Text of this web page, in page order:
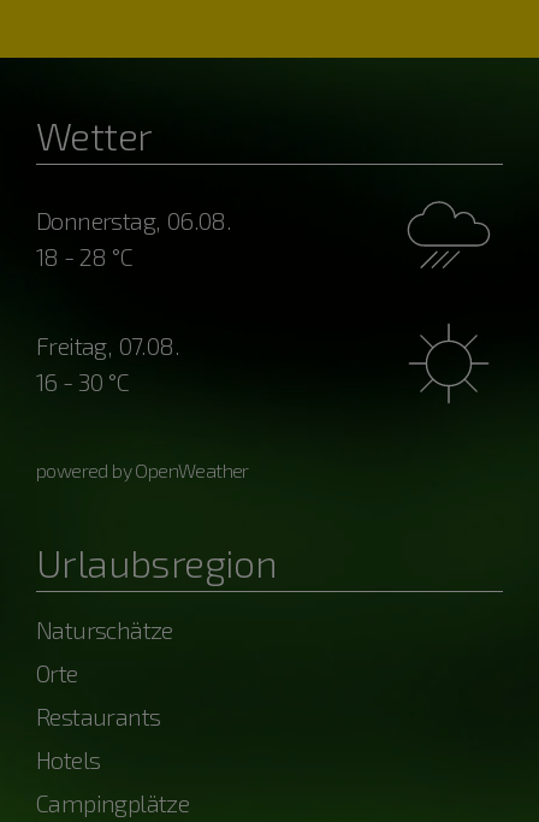
Wetter
Donnerstag, 06.08.
18 - 28 °C
Freitag, 07.08.
16 - 30 °C
powered by OpenWeather
Urlaubsregion
Naturschätze
Orte
Restaurants
Hotels
Campingplätze